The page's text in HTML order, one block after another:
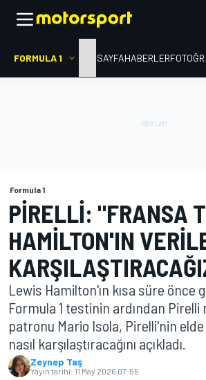
FORMULA 1 ANA SAYFAHABERLER
Formula 1
PIRELLI: "FRANSA
HAMILTON'IN
Lewis Hamilton'ın kısa süre önce
Formula 1 testinin ardından Pirelli
patronu Mario Isola, Pirelli'nin
nasıl karşılaştıracağını açıkladı.
Zeynep Taş
Yayın tarihi: 11 May 2026 07:55